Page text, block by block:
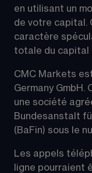
en utilisant un
de votre capital.
caractère
totale du capital
CMC Markets
Germany GmbH.
une société
Bundesanstalt
(BaFin) sous le
Les appels
ligne pourraient